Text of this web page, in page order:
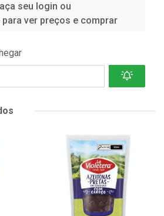
seu login ou
ver preços e comprar